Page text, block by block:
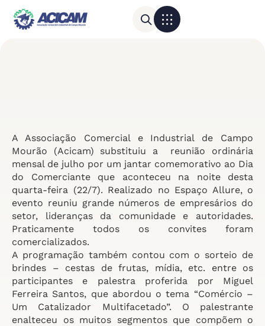
A Associação Comercial e Industrial de Campo
Mourão (Acicam) substituiu a reunião ordinária
mensal de julho por um jantar comemorativo ao Dia
do Comerciante que aconteceu na noite desta
quarta-feira (22/7). Realizado no Espaço Allure, o
evento reuniu grande números de empresários do
setor, lideranças da comunidade e autoridades.
Praticamente todos os convites foram
comercializados.
A programação também contou com o sorteio de
brindes – cestas de frutas, mídia, etc. entre os
participantes e palestra proferida por Miguel
Ferreira Santos, que abordou o tema “Comércio –
Um Catalizador Multifacetado”. O palestrante
enalteceu os muitos segmentos que compõem o